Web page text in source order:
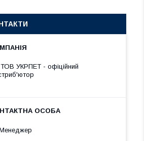
ТОВ УКРПЕТ - офіційний